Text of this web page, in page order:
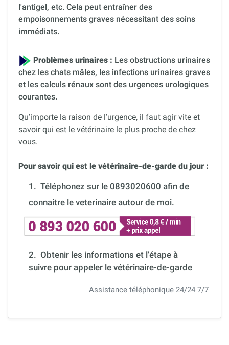
l'antigel, etc. Cela peut entraîner des
empoisonnements graves nécessitant des soins
immédiats.
Problèmes urinaires : Les obstructions urinaires
chez les chats mâles, les infections urinaires graves
et les calculs rénaux sont des urgences urologiques
courantes.
Qu’importe la raison de l’urgence, il faut agir vite et
savoir qui est le vétérinaire le plus proche de chez
vous.
Pour savoir qui est le vétérinaire-de-garde du jour :
1. Téléphonez sur le 0893020600 afin de
connaitre le veterinaire autour de moi.
2. Obtenir les informations et l’étape à
suivre pour appeler le vétérinaire-de-garde
Assistance téléphonique 24/24 7/7